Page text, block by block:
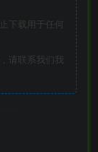
下载用于任何
请联系我们我